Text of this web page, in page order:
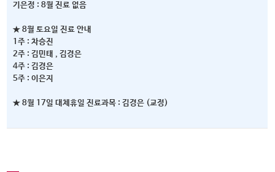
기은정 : 8월 진료 없음
★ 8월 토요일 진료 안내
1주 : 차승진
2주 : 김민태 , 김경은
4주 : 김경은
5주 : 이은지
★ 8월 17일 대체휴일 진료과목 : 김경은 (교정)